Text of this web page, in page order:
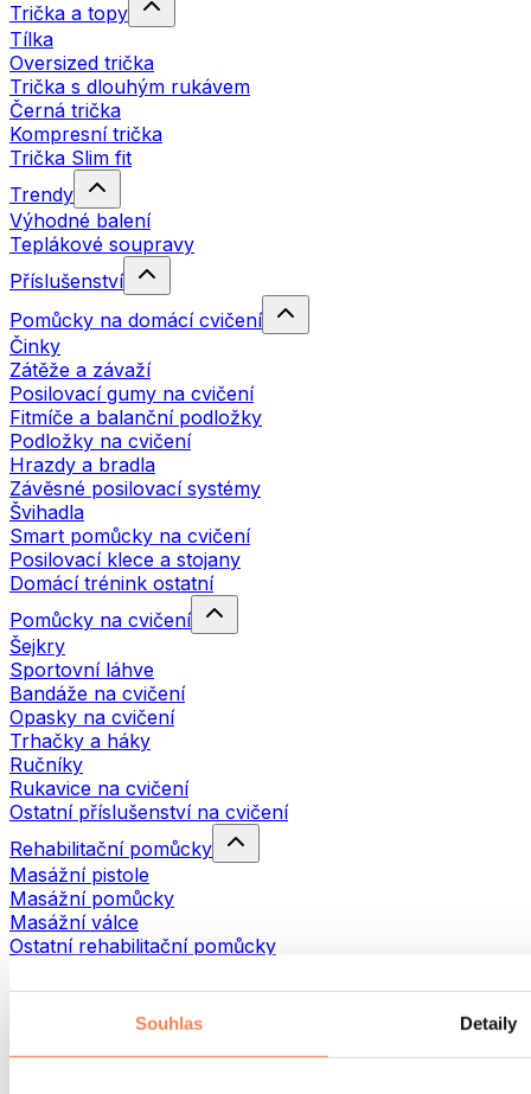
Souhlas Detaily
Trička a topy
Tílka
Oversized trička
Trička s dlouhým rukávem
Černá trička
Kompresní trička
Trička Slim fit
Trendy
Výhodné balení
Teplákové soupravy
Příslušenství
Pomůcky na domácí cvičení
Činky
Zátěže a závaží
Posilovací gumy na cvičení
Fitmíče a balanční podložky
Podložky na cvičení
Hrazdy a bradla
Závěsné posilovací systémy
Švihadla
Smart pomůcky na cvičení
Posilovací klece a stojany
Domácí trénink ostatní
Pomůcky na cvičení
Šejkry
Sportovní láhve
Bandáže na cvičení
Opasky na cvičení
Trhačky a háky
Ručníky
Rukavice na cvičení
Ostatní příslušenství na cvičení
Rehabilitační pomůcky
Masážní pistole
Masážní pomůcky
Masážní válce
Ostatní rehabilitační pomůcky
Batohy